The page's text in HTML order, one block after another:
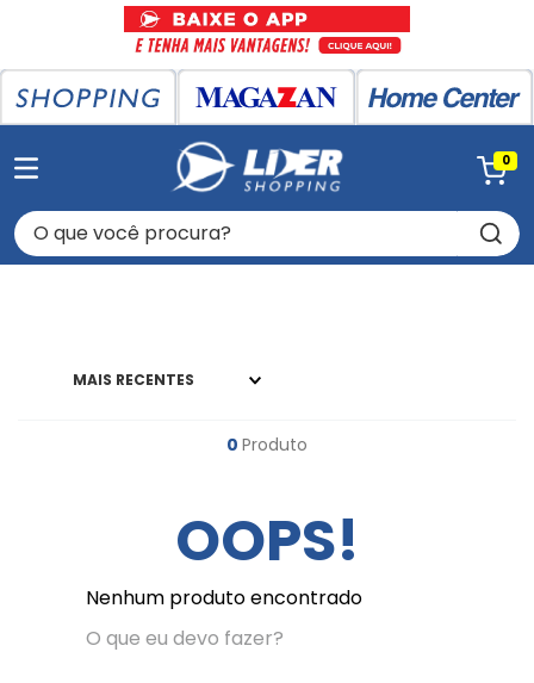
0
O que você procura?
MAIS RECENTES
0 Produto
OOPS!
Nenhum produto encontrado
O que eu devo fazer?